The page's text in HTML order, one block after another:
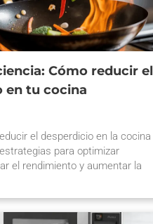
Cómo reducir el
en tu cocina
el desperdicio en la cocina
para optimizar
el rendimiento y aumentar la